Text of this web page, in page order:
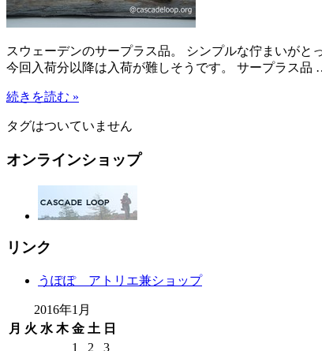
スウェーデンのサープラス品。 シンプルな佇まいがと
今回入荷分以降は入荷が難しそうです。 サープラス品
続きを読む »
タグはついていません
オンラインショップ
リンク
うぽぽ アトリエ兼ショップ
2016年1月
月 火 水 木 金 土 日
1
2
3